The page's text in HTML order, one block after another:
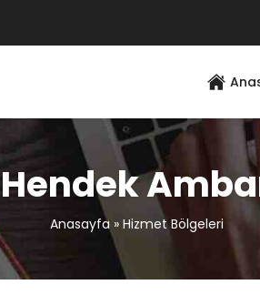
Hendek
Anasayfa» Hizmet Bölgeleri